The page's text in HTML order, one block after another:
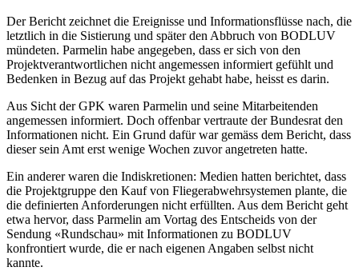
Der Bericht zeichnet die Ereignisse und Informationsflüsse nach, die
letztlich in die Sistierung und später den Abbruch von BODLUV
mündeten. Parmelin habe angegeben, dass er sich von den
Projektverantwortlichen nicht angemessen informiert gefühlt und
Bedenken in Bezug auf das Projekt gehabt habe, heisst es darin.
Aus Sicht der GPK waren Parmelin und seine Mitarbeitenden
angemessen informiert. Doch offenbar vertraute der Bundesrat den
Informationen nicht. Ein Grund dafür war gemäss dem Bericht, dass
dieser sein Amt erst wenige Wochen zuvor angetreten hatte.
Ein anderer waren die Indiskretionen: Medien hatten berichtet, dass
die Projektgruppe den Kauf von Fliegerabwehrsystemen plante, die
die definierten Anforderungen nicht erfüllten. Aus dem Bericht geht
etwa hervor, dass Parmelin am Vortag des Entscheids von der
Sendung «Rundschau» mit Informationen zu BODLUV
konfrontiert wurde, die er nach eigenen Angaben selbst nicht
kannte.